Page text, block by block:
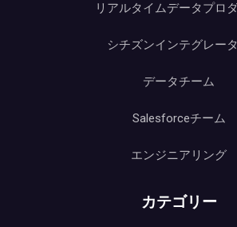
リアルタイムデータプロ
シチズンインテグレー
データチーム
Salesforceチーム
エンジニアリング
カテゴリー